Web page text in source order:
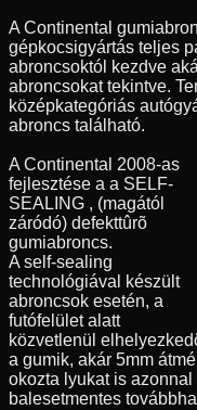
A Continental
gépkocsigyártás teljes
abroncsoktól kezdve
abroncsokat tekintve.
középkategóriás
abroncs található.
A Continental 2008-as
fejlesztése a a SELF-
SEALING , (magától
záródó) defekttûrõ
gumiabroncs.
A self-sealing
technológiával készült
abroncsok esetén, a
futófelület alatt
közvetlenül
a gumik, akár 5mm
okozta lyukat is
balesetmentes